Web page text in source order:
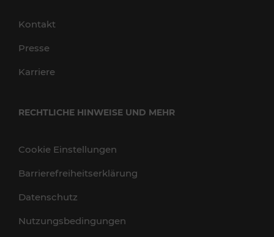
Kontakt
Presse
Karriere
RECHTLICHE HINWEISE UND MEHR
Cookie Einstellungen
Barrierefreiheitserklärung
Datenschutz
Nutzungsbedingungen